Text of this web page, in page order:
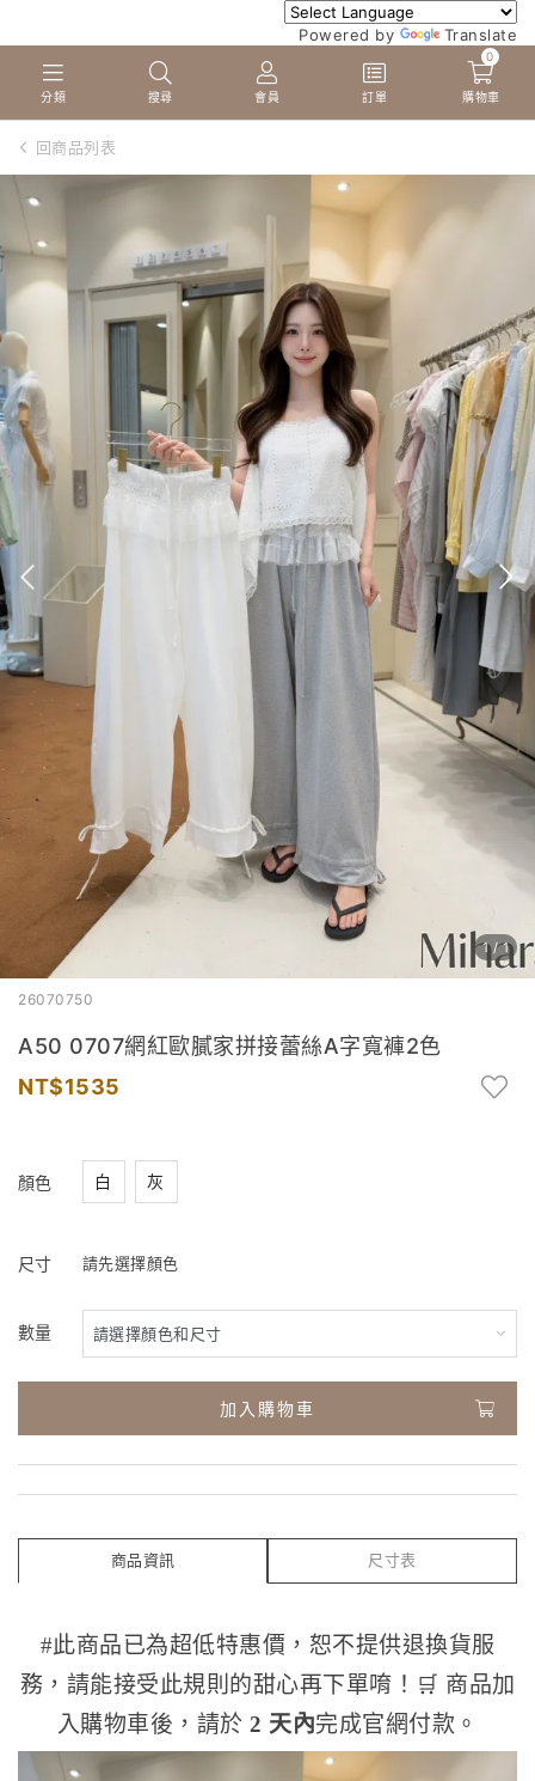
Powered by Translate
分類 搜尋 會員 訂單
0
購物車
回商品列表
1/1
26070750
A50 0707網紅歐膩家拼接蕾絲A字寬褲2色
1535
顏色 白 灰
尺寸 請先選擇顏色
數量
加入購物車
商品資訊 尺寸表
#此商品已為超低特惠價，恕不提供退換貨服
務，請能接受此規則的甜心再下單唷！ 🛒 商品加
入購物車後，請於 2 天內完成官網付款。